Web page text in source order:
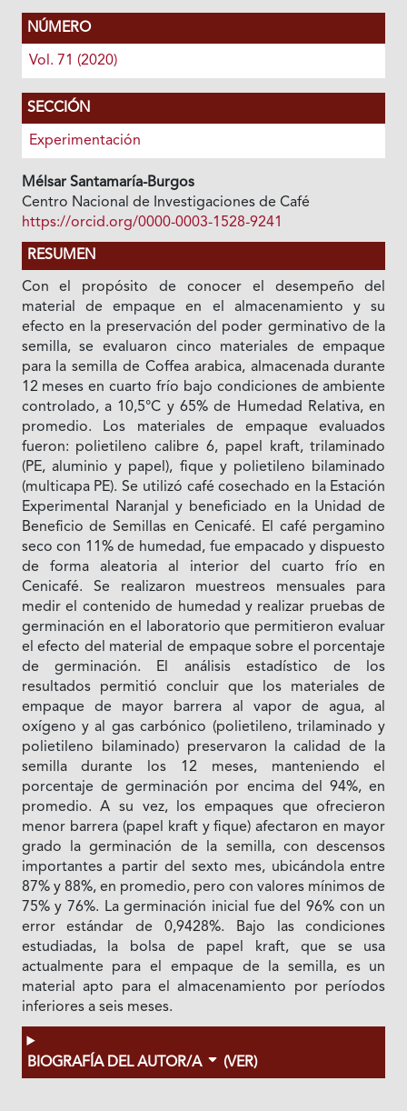
NÚMERO
Vol. 71 (2020)
SECCIÓN
Experimentación
Mélsar Santamaría-Burgos
Centro Nacional de Investigaciones de Café
https://orcid.org/0000-0003-1528-9241
RESUMEN
Con el propósito de conocer el desempeño del
material de empaque en el almacenamiento y su
efecto en la preservación del poder germinativo de la
semilla, se evaluaron cinco materiales de empaque
para la semilla de Coffea arabica, almacenada durante
12 meses en cuarto frío bajo condiciones de ambiente
controlado, a 10,5°C y 65% de Humedad Relativa, en
promedio. Los materiales de empaque evaluados
fueron: polietileno calibre 6, papel kraft, trilaminado
(PE, aluminio y papel), fique y polietileno bilaminado
(multicapa PE). Se utilizó café cosechado en la Estación
Experimental Naranjal y beneficiado en la Unidad de
Beneficio de Semillas en Cenicafé. El café pergamino
seco con 11% de humedad, fue empacado y dispuesto
de forma aleatoria al interior del cuarto frío en
Cenicafé. Se realizaron muestreos mensuales para
medir el contenido de humedad y realizar pruebas de
germinación en el laboratorio que permitieron evaluar
el efecto del material de empaque sobre el porcentaje
de germinación. El análisis estadístico de los
resultados permitió concluir que los materiales de
empaque de mayor barrera al vapor de agua, al
oxígeno y al gas carbónico (polietileno, trilaminado y
polietileno bilaminado) preservaron la calidad de la
semilla durante los 12 meses, manteniendo el
porcentaje de germinación por encima del 94%, en
promedio. A su vez, los empaques que ofrecieron
menor barrera (papel kraft y fique) afectaron en mayor
grado la germinación de la semilla, con descensos
importantes a partir del sexto mes, ubicándola entre
87% y 88%, en promedio, pero con valores mínimos de
75% y 76%. La germinación inicial fue del 96% con un
error estándar de 0,9428%. Bajo las condiciones
estudiadas, la bolsa de papel kraft, que se usa
actualmente para el empaque de la semilla, es un
material apto para el almacenamiento por períodos
inferiores a seis meses.
BIOGRAFÍA DEL AUTOR/A (VER)